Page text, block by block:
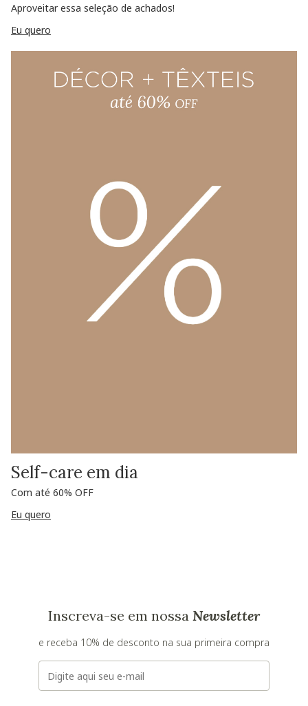
Aproveitar essa seleção de achados!
Eu quero
Self-care em dia
Com até 60% OFF
Eu quero
Inscreva-se em nossa Newsletter
e receba 10% de desconto na sua primeira compra
E-mail